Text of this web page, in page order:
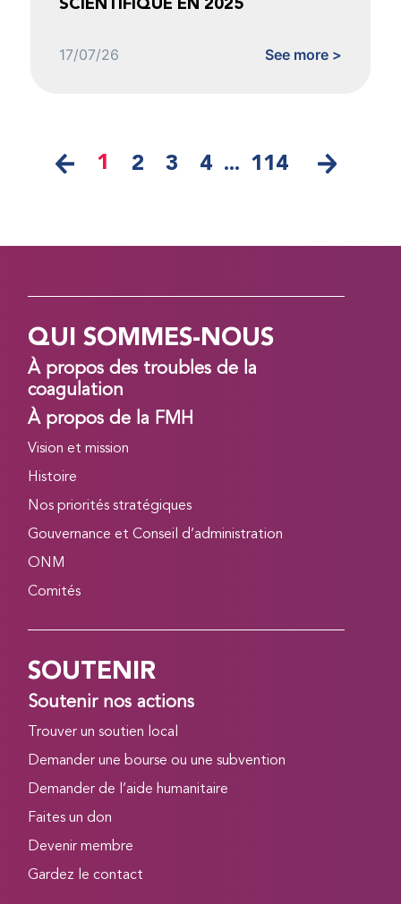
17/07/26 See more >
1 2 3 4 ... 114
QUI SOMMES-NOUS
À propos des troubles de la
coagulation
À propos de la FMH
Vision et mission
Histoire
Nos priorités stratégiques
Gouvernance et Conseil d’administration
ONM
Comités
SOUTENIR
Soutenir nos actions
Trouver un soutien local
Demander une bourse ou une subvention
Demander de l’aide humanitaire
Faites un don
Devenir membre
Gardez le contact